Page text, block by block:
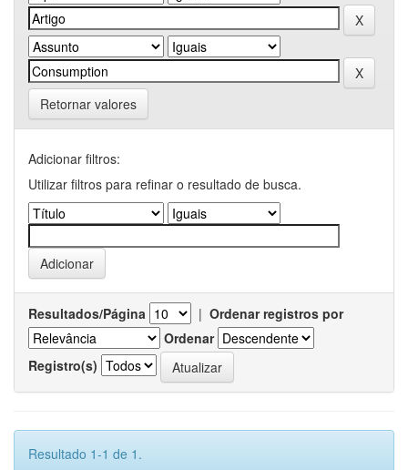
Retornar valores
Adicionar filtros:
Utilizar filtros para refinar o resultado de busca.
Resultados/Página | Ordenar registros por
Ordenar
Registro(s)
Resultado 1-1 de 1.